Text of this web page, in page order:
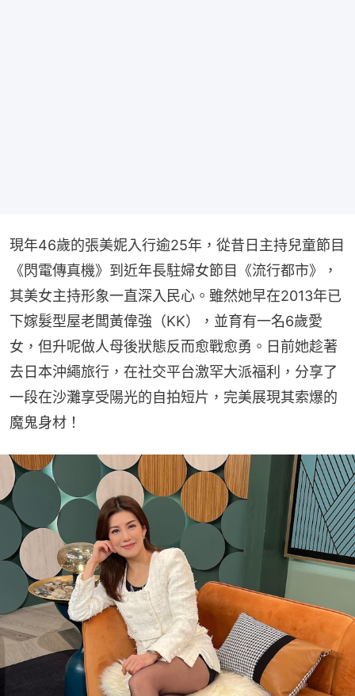
現年46歲的張美妮入行逾25年，從昔日主持兒童節目
《閃電傳真機》到近年長駐婦女節目《流行都市》，
其美女主持形象一直深入民心。雖然她早在2013年已
下嫁髮型屋老闆黃偉強（KK），並育有一名6歲愛
女，但升呢做人母後狀態反而愈戰愈勇。日前她趁著
去日本沖繩旅行，在社交平台激罕大派福利，分享了
一段在沙灘享受陽光的自拍短片，完美展現其索爆的
魔鬼身材！